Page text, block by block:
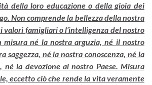
della loro educazione o della gioia dei
Non comprende la bellezza della nostra
valori famigliari o l’intelligenza del nostro
né la nostra arguzia, né il nostro
saggezza, né la nostra conoscenza, né la
né la devozione al nostro Paese. Misura
eccetto ciò che rende la vita veramente